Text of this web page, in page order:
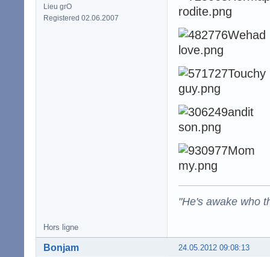
Lieu grO
Registered 02.06.2007
"He's awake who
Hors ligne
24.05.2012 09:08:13
Bonjam